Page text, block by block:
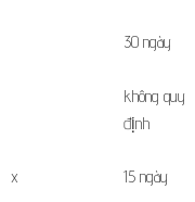
30 ngày
không quy
định
x 15 ngày